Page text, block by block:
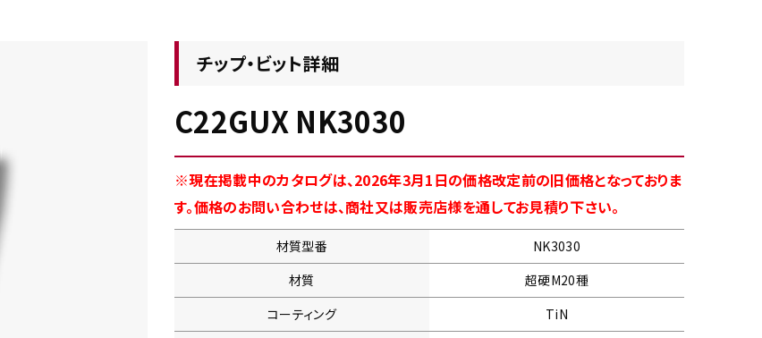
チップ・ビット詳細
C22GUX NK3030
※現在掲載中のカタログは、2026年3月1日の価格改定前の旧価格となっておりま
す。価格のお問い合わせは、商社又は販売店様を通してお見積り下さい。
材質型番
NK3030
材質
超硬M20種
コーティング
TiN